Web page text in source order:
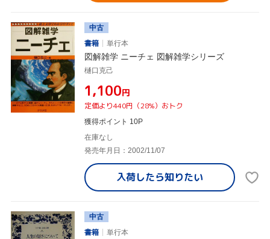
中古
書籍
単行本
図解雑学 ニーチェ 図解雑学シリーズ
樋口克己
¥1,100円
定価より440円（28%）おトク
獲得ポイント 10P
在庫なし
発売年月日：2002/11/07
入荷したら知りたい
中古
書籍
単行本